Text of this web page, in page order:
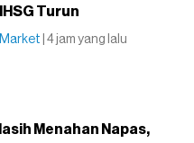
IHSG Turun
Market | 4 jam yang lalu
Menahan Napas,